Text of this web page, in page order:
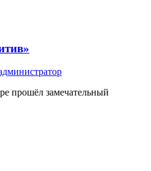
прошёл замечательный